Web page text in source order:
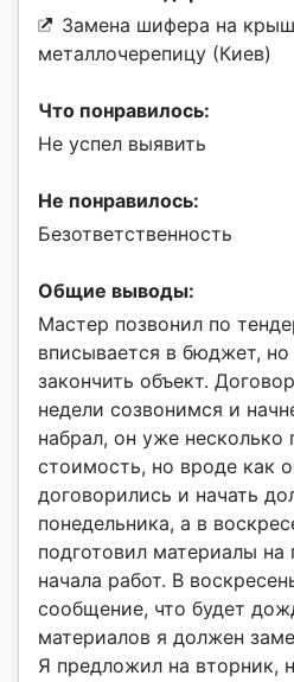
Замена шифера на
металлочерепицу (Киев)
Что понравилось:
Не успел выявить
Не понравилось:
Безответственность
Общие выводы:
Мастер позвонил по
вписывается в бюджет,
закончить объект.
недели созвонимся и
набрал, он уже несколько
стоимость, но вроде как
договорились и начать
понедельника, а в
подготовил материалы на
начала работ. В
сообщение, что будет
материалов я должен
Я предложил на вторник,